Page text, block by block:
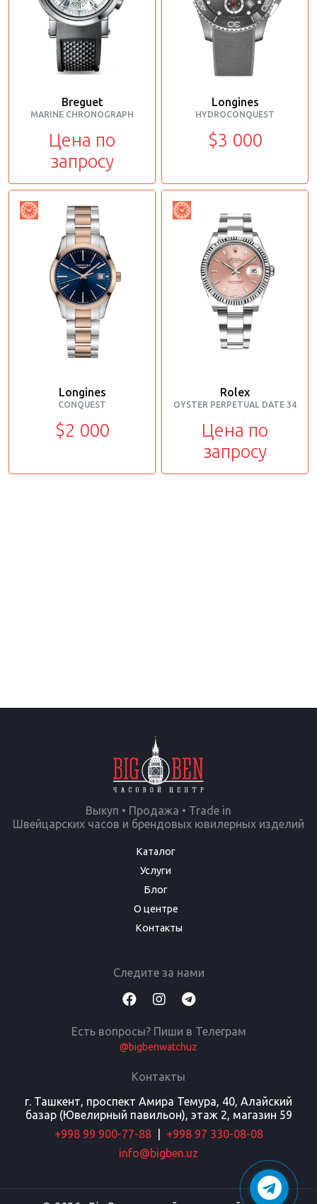
Breguet
MARINE CHRONOGRAPH
Цена по
запросу
Longines
HYDROCONQUEST
$3 000
Longines
CONQUEST
$2 000
Rolex
OYSTER PERPETUAL DATE 34
Цена по
запросу
Выкуп • Продажа • Trade in
Швейцарских часов и брендовых ювилерных изделий
Каталог
Услуги
Блог
О центре
Контакты
Следите за нами
Есть вопросы? Пиши в Телеграм
@bigbenwatchuz
Контакты
г. Ташкент, проспект Амира Темура, 40, Алайский
базар (Ювелирный павильон), этаж 2, магазин 59
+998 99 900-77-88
+998 97 330-08-08
info@bigben.uz